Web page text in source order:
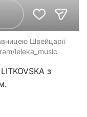
Швейцарії
leleka_music
з